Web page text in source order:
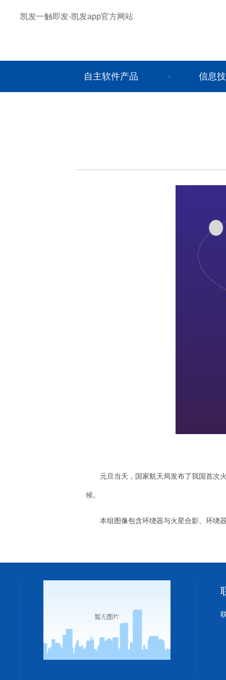
凯发一触即发-凯发app官方网站
自主软件产品 信息
元旦当天，国家航天局发布了我国首次
候。
本组图像包含环绕器与火星合影、环绕